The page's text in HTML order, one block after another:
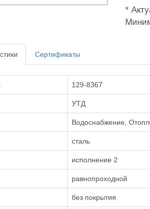
*
Сертификаты
129-8367
УТД
Водоснабжение,
сталь
исполнение 2
равнопроходной
без покрытия